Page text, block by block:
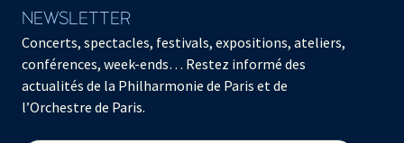
NEWSLETTER
Concerts, spectacles, festivals, expositions, ateliers,
conférences, week-ends… Restez informé des
actualités de la Philharmonie de Paris et de
l’Orchestre de Paris.